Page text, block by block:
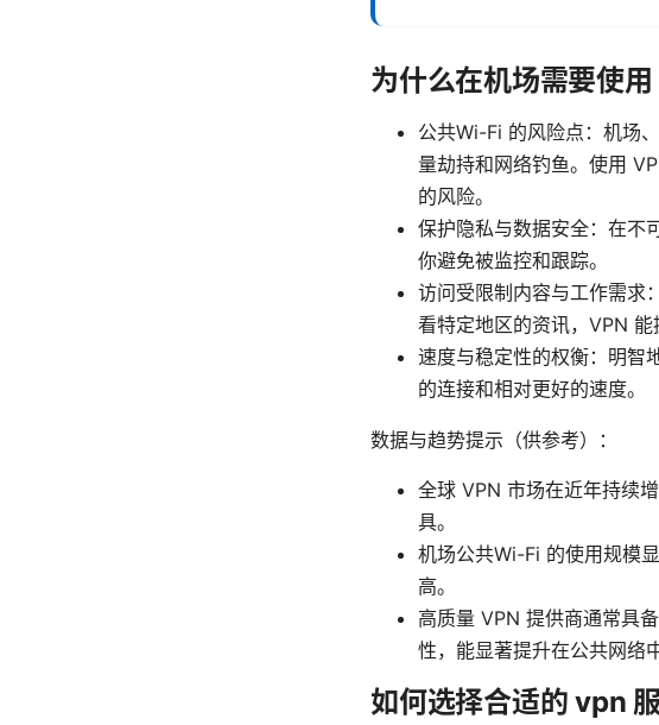
为什么在机场需要使
公共Wi-Fi 的风险点：机场
量劫持和网络钓鱼。使用
的风险。
保护隐私与数据安全：在不
你避免被监控和跟踪。
访问受限制内容与工作需求
看特定地区的资讯，VPN 能
速度与稳定性的权衡：明智
的连接和相对更好的速度。
数据与趋势提示（供参考）：
全球 VPN 市场在近年持续
具。
机场公共Wi-Fi 的使用规模
高。
高质量 VPN 提供商通常具
性，能显著提升在公共网络
如何选择合适的 vpn